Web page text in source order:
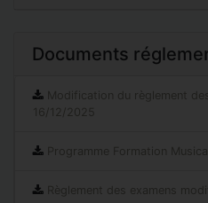
Documents
Modification du règlement
16/12/2025
Programme Formation
Règlement des examens